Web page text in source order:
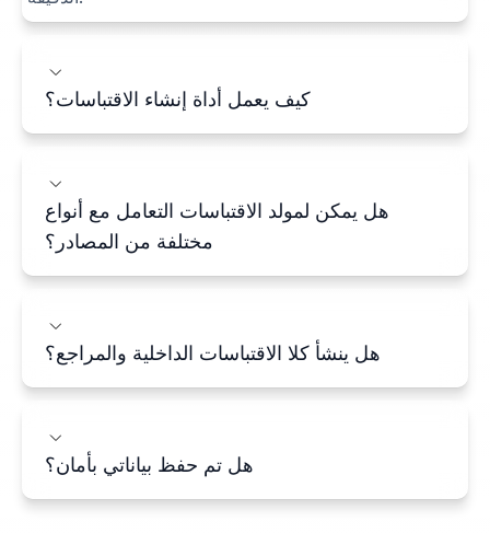
كيف يعمل أداة إنشاء الاقتباسات؟
هل يمكن لمولد الاقتباسات التعامل مع أنواع
مختلفة من المصادر؟
هل ينشأ كلا الاقتباسات الداخلية والمراجع؟
هل تم حفظ بياناتي بأمان؟